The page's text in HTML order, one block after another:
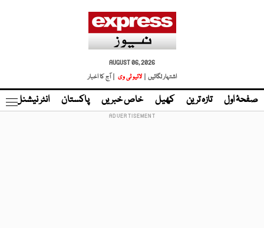
AUGUST 06, 2026
اشتہار لگائیں |
لائیو ٹی وی | آج کا اخبار
صفحۂ اول تازہ ترین کھیل خاص خبریں پاکستان انٹر نیشنل